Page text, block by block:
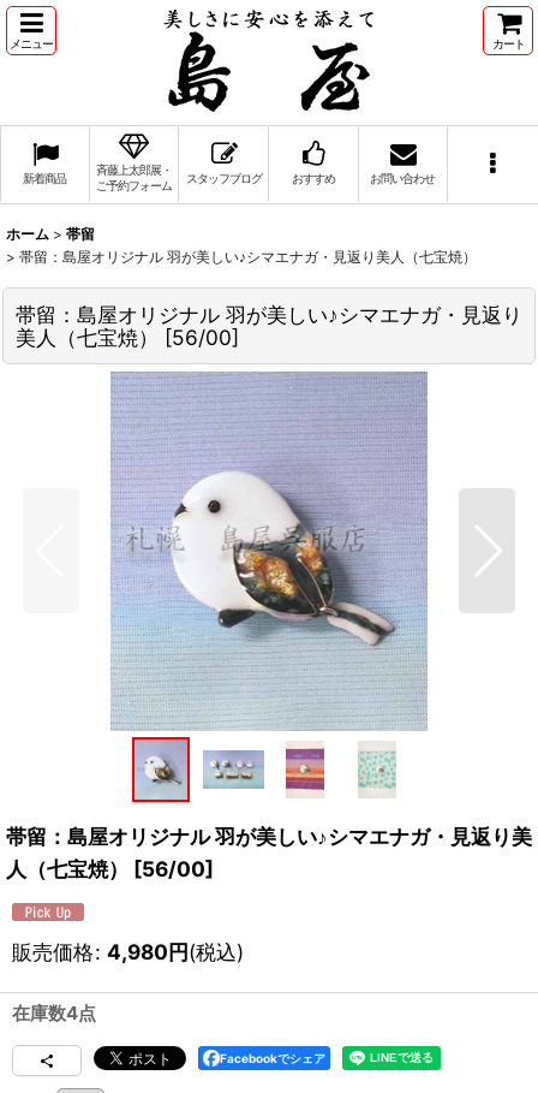
メニュー カート
新着商品
斉藤上太郎展・
ご予約フォーム
スタッフブログ おすすめ お問い合わせ
ホーム > 帯留
> 帯留：島屋オリジナル 羽が美しい♪シマエナガ・見返り美人（七宝焼）
帯留：島屋オリジナル 羽が美しい♪シマエナガ・見返り
美人（七宝焼）
[56/00]
帯留：島屋オリジナル 羽が美しい♪シマエナガ・見返り美
人（七宝焼）
[56/00]
販売価格: 4,980円(税込)
在庫数4点
Facebookでシェア